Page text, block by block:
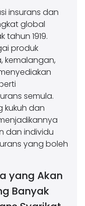
insurans dan
global
1919.
produk
kemalangan,
semula.
kukuh dan
dan individu
yang boleh
yang Akan
Banyak